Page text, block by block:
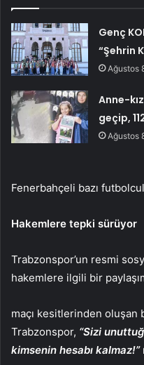
Genç
“Şehrin
Ağustos
Anne-
geçip,
Ağustos
Fenerbahçeli bazı
Hakemlere tepki sürüyor
Trabzonspor’un resmi
hakemlere ilgili bir
maçı kesitlerinden oluşan
Trabzonspor, “Sizi
kimsenin hesabı kalmaz!”